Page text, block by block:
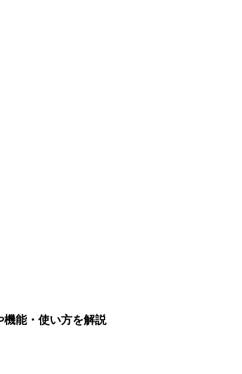
能・使い方を解説